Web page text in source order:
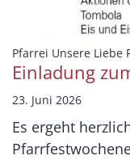
Pfarrei Unsere Liebe
Einladung
23. Juni 2026
Es ergeht